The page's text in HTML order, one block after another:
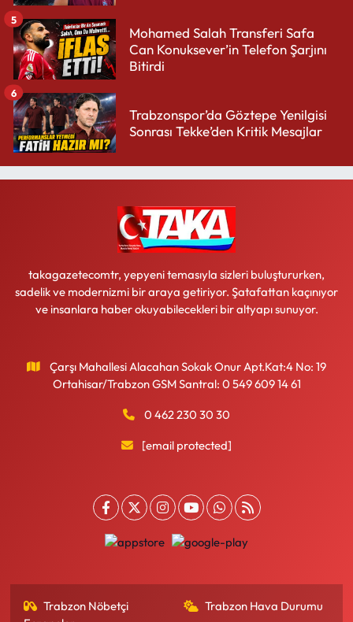
Mohamed Salah Transferi Safa
Can Konuksever’in Telefon Şarjını
Bitirdi
5
Trabzonspor’da Göztepe Yenilgisi
Sonrası Tekke’den Kritik Mesajlar
6
takagazetecomtr, yepyeni temasıyla sizleri buluştururken,
sadelik ve modernizmi bir araya getiriyor. Şatafattan kaçınıyor
ve insanlara haber okuyabilecekleri bir altyapı sunuyor.
Çarşı Mahallesi Alacahan Sokak Onur Apt.Kat:4 No: 19
Ortahisar/Trabzon GSM Santral: 0 549 609 14 61
0 462 230 30 30
[email protected]
Trabzon Nöbetçi
Trabzon Hava Durumu